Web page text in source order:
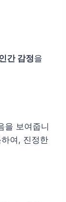
간 감정을
을 보여줍니
여, 진정한